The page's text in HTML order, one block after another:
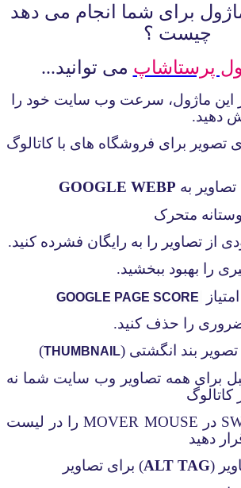
برای شما انجام می دهد
چیست ؟
پرستاشاپ می توانید...
این ماژول، سرعت وب سایت خود را
دهید.
برای فروشگاه های با کاتالوگ
به GOOGLE WEBP
متحرک
از تصاویر را به رایگان فشرده کنید.
را بهبود ببخشید.
GOOGLE PAGE SCORE
را حذف کنید.
بند انگشتی (THUMBNAIL
)
برای همه تصاویر وب سایت شما نه
در MOVER MOUSEرا در لیست
دهید
(
ALT TAG) برای تصاویر